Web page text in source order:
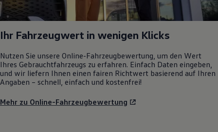
Ihr Fahrzeugwert in wenigen Klicks
Nutzen Sie unsere Online-Fahrzeugbewertung, um den Wert
Ihres Gebrauchtfahrzeugs zu erfahren. Einfach Daten eingeben,
und wir liefern Ihnen einen fairen Richtwert basierend auf Ihren
Angaben – schnell, einfach und kostenfrei!
Mehr zu Online-Fahrzeugbewertung